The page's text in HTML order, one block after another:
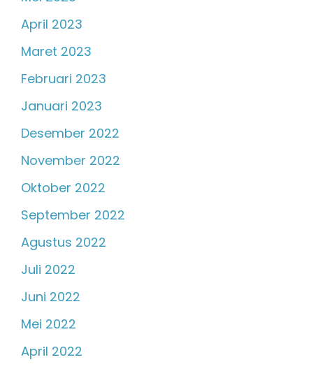
April 2023
Maret 2023
Februari 2023
Januari 2023
Desember 2022
November 2022
Oktober 2022
September 2022
Agustus 2022
Juli 2022
Juni 2022
Mei 2022
April 2022